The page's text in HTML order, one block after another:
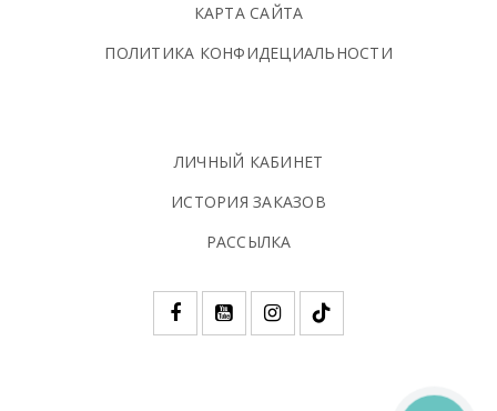
КАРТА САЙТА
ПОЛИТИКА КОНФИДЕЦИАЛЬНОСТИ
ЛИЧНЫЙ КАБИНЕТ
ИСТОРИЯ ЗАКАЗОВ
РАССЫЛКА